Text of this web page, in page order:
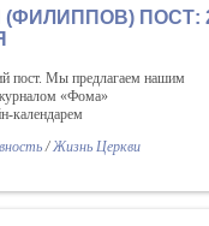
ПОСТ:
пост. Мы предлагаем нашим
«Фома»
календарем
/Жизнь Церкви